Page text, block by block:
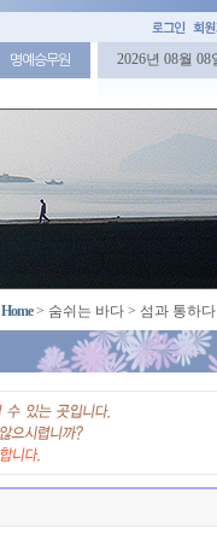
명예승무원 2026년 08월 08
Home> 숨쉬는 바다 > 섬과 통하다